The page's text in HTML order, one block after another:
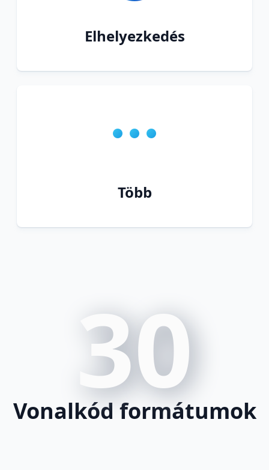
Elhelyezkedés
Több
30
Vonalkód formátumok